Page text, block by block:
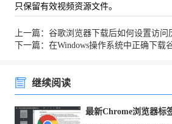
只保留有效视频资源文件。
上一篇：谷歌浏览器下载后如何设置访问
下一篇：在Windows操作系统中正确下载
继续阅读
最新Chrome浏览器标